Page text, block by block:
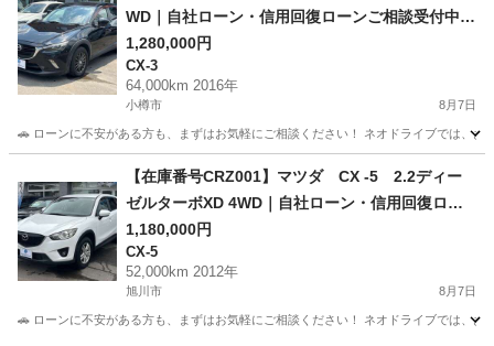
WD｜自社ローン・信用回復ローンご相談受付中｜
他社ローン審査が難しかった方もご相談ください
1,280,000円
CX-3
64,000km 2016年
小樽市 8月7日
🚗 ローンに不安がある方も、まずはお気軽にご相談ください！ ネオドライブでは、
CX-3
【在庫番号CRZ001】マツダ CX -5 2.2ディー
ゼルターボXD 4WD｜自社ローン・信用回復ロー
ンご相談受付中｜他社ローン審査が難しかった方
もご相談ください
1,180,000円
CX-5
52,000km 2012年
旭川市 8月7日
🚗 ローンに不安がある方も、まずはお気軽にご相談ください！ ネオドライブでは、